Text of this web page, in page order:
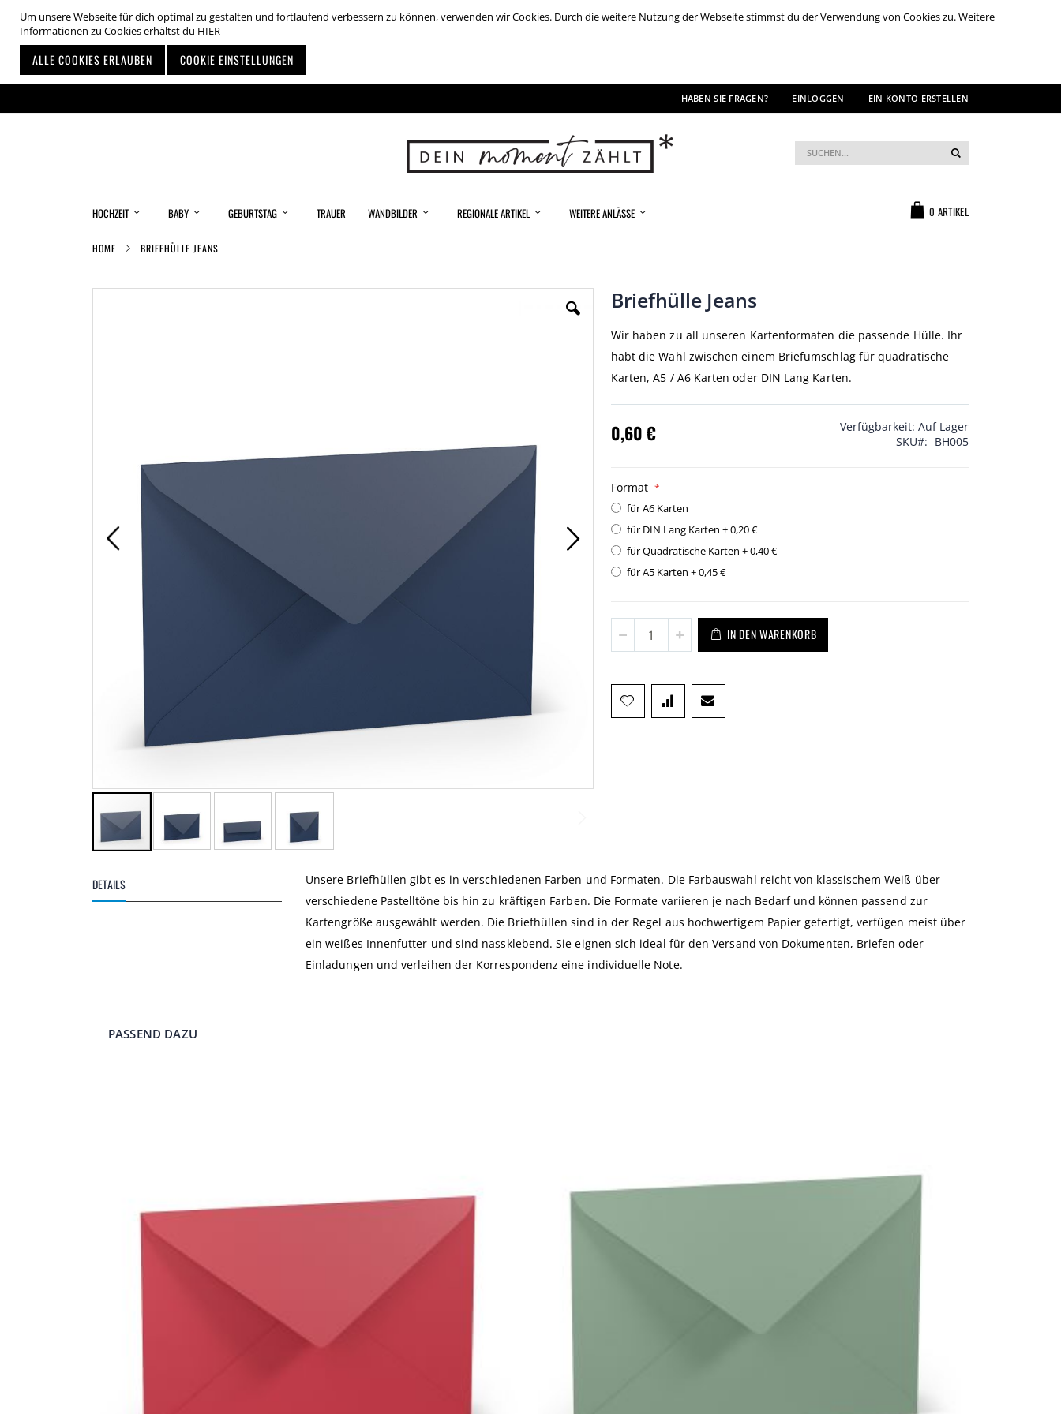
Um unsere Webseite für dich optimal zu gestalten und fortlaufend verbessern zu können, verwenden wir Cookies. Durch die weitere Nutzung der Webseite stimmst du der Verwendung von Cookies zu. Weitere
Informationen zu Cookies erhältst du HIER
ALLE COOKIES ERLAUBEN COOKIE EINSTELLUNGEN
Inhalt
HABEN SIE FRAGEN? EINLOGGEN EIN KONTO ERSTELLEN
0 ARTIKEL
Suche
HOCHZEIT BABY GEBURTSTAG TRAUER WANDBILDER REGIONALE ARTIKEL WEITERE ANLÄSSE
HOME BRIEFHÜLLE JEANS
der
Bildgalerie
Briefhülle Jeans
Wir haben zu all unseren Kartenformaten die passende Hülle. Ihr
habt die Wahl zwischen einem Briefumschlag für quadratische
Karten, A5 / A6 Karten oder DIN Lang Karten.
0,60 € Verfügbarkeit: Auf Lager
SKU
BH005
Format
für A6 Karten
für DIN Lang Karten+0,20 €
für Quadratische Karten+0,40 €
für A5 Karten+0,45 €
IN DEN WARENKORB
DETAILS
Unsere Briefhüllen gibt es in verschiedenen Farben und Formaten. Die Farbauswahl reicht von klassischem Weiß über
verschiedene Pastelltöne bis hin zu kräftigen Farben. Die Formate variieren je nach Bedarf und können passend zur
Kartengröße ausgewählt werden. Die Briefhüllen sind in der Regel aus hochwertigem Papier gefertigt, verfügen meist über
ein weißes Innenfutter und sind nassklebend. Sie eignen sich ideal für den Versand von Dokumenten, Briefen oder
Einladungen und verleihen der Korrespondenz eine individuelle Note.
PASSEND DAZU